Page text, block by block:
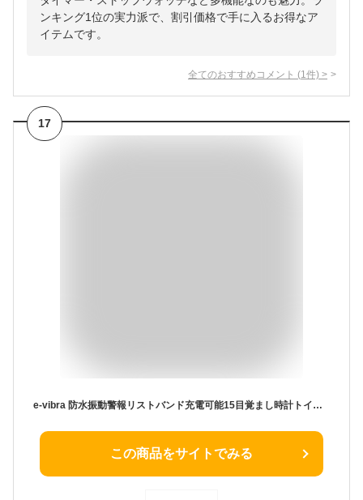
ンキング1位の実力派で、割引価格で手に入るお得なア
イテムです。
全てのおすすめコメント (1 件) >
17
e-vibra 防水振動警報リストバンド充電可能15目覚まし時計トイレトレーニング腕時計ロックスクリーン付き(ブラック)
この商品をサイトでみる